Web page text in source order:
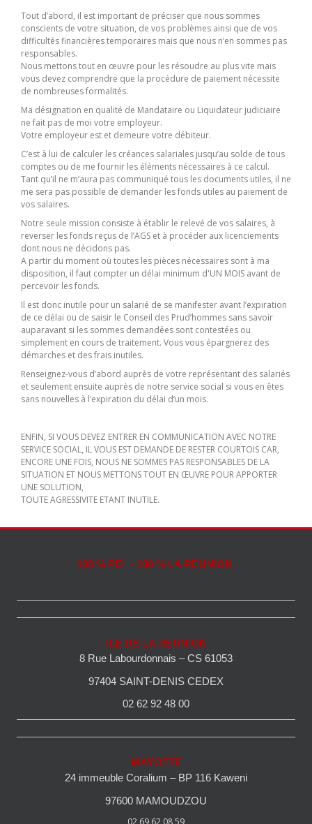
Tout d’abord, il est important de préciser que nous sommes
conscients de votre situation, de vos problèmes ainsi que de vos
difficultés financières temporaires mais que nous n’en sommes pas
responsables.
Nous mettons tout en œuvre pour les résoudre au plus vite mais
vous devez comprendre que la procédure de paiement nécessite
de nombreuses formalités.
Ma désignation en qualité de Mandataire ou Liquidateur judiciaire
ne fait pas de moi votre employeur.
Votre employeur est et demeure votre débiteur.
C’est à lui de calculer les créances salariales jusqu’au solde de tous
comptes ou de me fournir les éléments nécessaires à ce calcul.
Tant qu’il ne m’aura pas communiqué tous les documents utiles, il ne
me sera pas possible de demander les fonds utiles au paiement de
vos salaires.
Notre seule mission consiste à établir le relevé de vos salaires, à
reverser les fonds reçus de l’AGS et à procéder aux licenciements
dont nous ne décidons pas.
A partir du moment où toutes les pièces nécessaires sont à ma
disposition, il faut compter un délai minimum d'UN MOIS avant de
percevoir les fonds.
Il est donc inutile pour un salarié de se manifester avant l’expiration
de ce délai ou de saisir le Conseil des Prud’hommes sans savoir
auparavant si les sommes demandées sont contestées ou
simplement en cours de traitement. Vous vous épargnerez des
démarches et des frais inutiles.
Renseignez-vous d’abord auprès de votre représentant des salariés
et seulement ensuite auprès de notre service social si vous en êtes
sans nouvelles à l’expiration du délai d’un mois.
ENFIN, SI VOUS DEVEZ ENTRER EN COMMUNICATION AVEC NOTRE
SERVICE SOCIAL, IL VOUS EST DEMANDE DE RESTER COURTOIS CAR,
ENCORE UNE FOIS, NOUS NE SOMMES PAS RESPONSABLES DE LA
SITUATION ET NOUS METTONS TOUT EN ŒUVRE POUR APPORTER
UNE SOLUTION,
TOUTE AGRESSIVITE ETANT INUTILE.
100 % PEI - 100 % LA REUNION
ILE DE LA REUNION
8 Rue Labourdonnais – CS 61053
97404 SAINT-DENIS CEDEX
02 62 92 48 00
MAYOTTE
24 immeuble Coralium – BP 116 Kaweni
97600 MAMOUDZOU
02 69 62 08 59